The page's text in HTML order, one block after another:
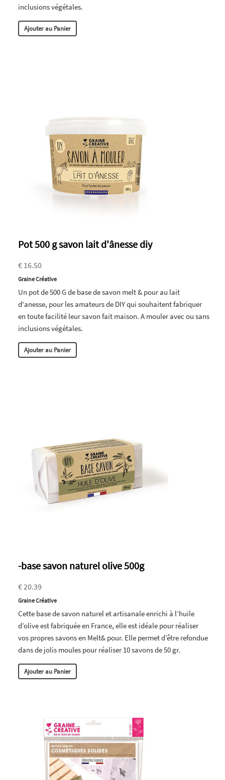
inclusions végétales.
Ajouter au Panier
Pot 500 g savon lait d'ânesse diy
€ 16.50
Graine Créative
Un pot de 500 G de base de savon melt & pour au lait
d'anesse, pour les amateurs de DIY qui souhaitent fabriquer
en toute facilité leur savon fait maison. A mouler avec ou sans
inclusions végétales.
Ajouter au Panier
-base savon naturel olive 500g
€ 20.39
Graine Créative
Cette base de savon naturel et artisanale enrichi à l’huile
d’olive est fabriquée en France, elle est idéale pour réaliser
vos propres savons en Melt& pour. Elle permet d’être refondue
dans de jolis moules pour réaliser 10 savons de 50 gr.
Ajouter au Panier